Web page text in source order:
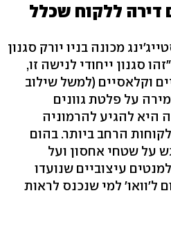
דירה ללקוח שכלל
מכונה בניו יורק סגנון
סגנון ייחודי לנישה זו,
וקלאסיים (למשל שילוב
על פלטת גוונים
היא להגיע להרמוניה
הרחב ביותר. בהום
על שטחי אחסון ועל
עיצוביים שנועדו
למי שנכנס לראות